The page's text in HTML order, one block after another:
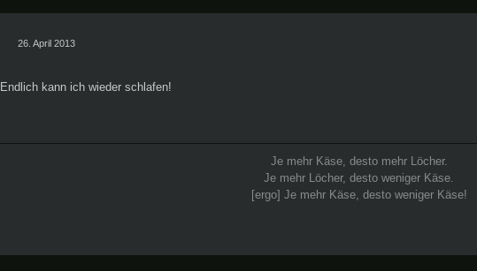
26. April 2013
Endlich kann ich wieder schlafen!
Je mehr Käse, desto mehr Löcher.
Je mehr Löcher, desto weniger Käse.
[ergo] Je mehr Käse, desto weniger Käse!